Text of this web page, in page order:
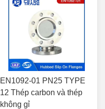
EN1092-01 PN25 TYPE
12 Thép carbon và thép
không gỉ